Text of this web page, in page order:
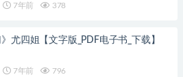
载】
7年前 378
》尤四姐【文字版_PDF电子书_下载】
7年前 796